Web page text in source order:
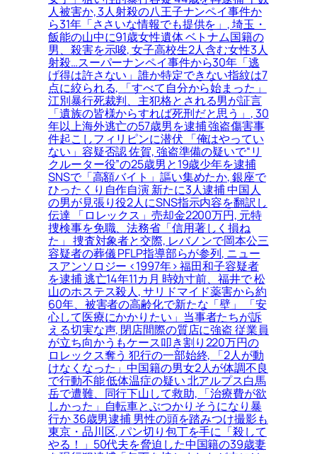
人被害か, 3人射殺の八王子ナンペイ事件か
ら31年「ささいな情報でも提供を」, 埼玉・
飯能の山中に91歳女性遺体 ベトナム国籍の
男、殺害を示唆, 女子高校生2人含む女性3人
射殺…スーパーナンペイ事件から30年「逃
げ得は許さない」誰か特定できない指紋は7
点に絞られる, 「すべて自分から始まった」
江別暴行死裁判、主犯格とされる男が証言
「遺族の皆様からすれば死刑だと思う」, 30
年以上海外逃亡の57歳男を逮捕 強盗傷害事
件起こしフィリピンに潜伏 「俺はやってい
ない」容疑否認 佐賀, 強盗準備の疑いで“リ
クルーター役”の25歳男と19歳少年を逮捕
SNSで「高額バイト」謳い集めたか, 銀座で
ひったくり自作自演 新たに3人逮捕 中国人
の男が見張り役2人にSNS指示内容を翻訳し
伝達 「ロレックス」売却金2200万円, 元特
捜検事を免職、法務省「信用著しく損ね
た」 捜査対象者と交際, レバノンで岡本公三
容疑者の葬儀 PFLP指導部らが参列, ニュー
スアンソロジー <1997年> 福田和子容疑者
を逮捕 逃亡14年11カ月 時効寸前、福井で 松
山のホステス殺人, サリドマイド薬害から約
60年、被害者の高齢化で新たな「壁」 「安
心して医療にかかりたい」当事者たちが訴
える切実な声, 閉店間際の質店に強盗 従業員
が立ち向かうもケース叩き割り220万円の
ロレックス奪う 犯行の一部始終, 「2人が動
けなくなった」中国籍の男女2人が体調不良
で行動不能 低体温症の疑い 北アルプス白馬
岳で遭難、同行下山して救助, 「治療費が欲
しかった」自転車とぶつかりそうになり暴
行か 36歳男逮捕 男性の頭を踏みつけ撮影も
東京・品川区, パン切り包丁を手に「殺して
やる！」50代夫を脅迫した中国籍の39歳妻